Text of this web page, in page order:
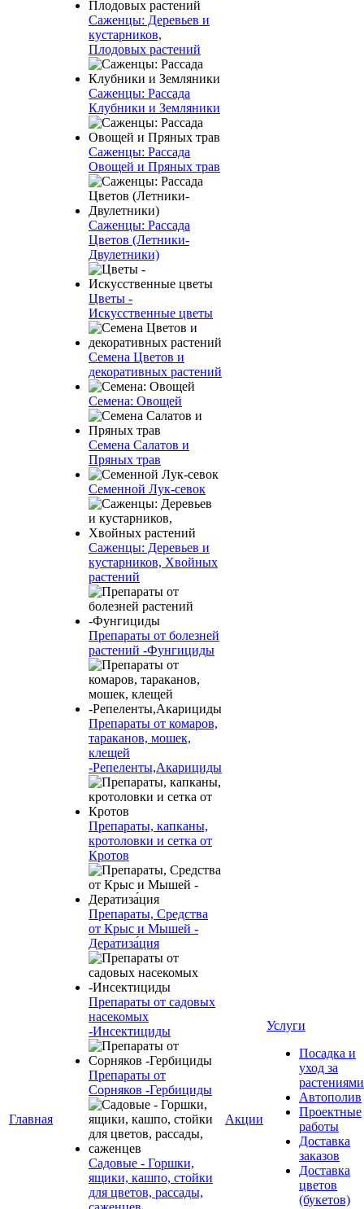
Главная
Саженцы: Деревьев и
кустарников,
Плодовых растений
Саженцы: Рассада
Клубники и Земляники
Саженцы: Рассада
Овощей и Пряных трав
Саженцы: Рассада
Цветов (Летники-
Двулетники)
Цветы -
Искусственные цветы
Семена Цветов и
декоративных растений
Семена: Овощей
Семена Салатов и
Пряных трав
Семенной Лук-севок
Саженцы: Деревьев и
кустарников, Хвойных
растений
Препараты от болезней
растений -Фунгициды
Препараты от комаров,
тараканов, мошек,
клещей
-Репеленты,Акарициды
Препараты, капканы,
кротоловки и сетка от
Кротов
Препараты, Средства
от Крыс и Мышей -
Дератиза́ция
Препараты от садовых
насекомых
-Инсектициды
Препараты от
Сорняков -Гербициды
Садовые - Горшки,
ящики, кашпо, стойки
для цветов, рассады,
Акции
Услуги
Посадка и
уход за
растениями
Автополив
Проектные
работы
Доставка
заказов
Доставка
цветов
(букетов)